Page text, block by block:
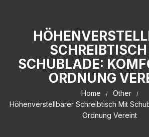
SCHUBLADE:
ORDNUNG
Home
Other
Höhenverstellbarer Schreibtisch Mit
Ordnung Vereint